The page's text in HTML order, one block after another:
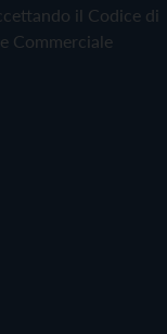
il Codice di
Commerciale